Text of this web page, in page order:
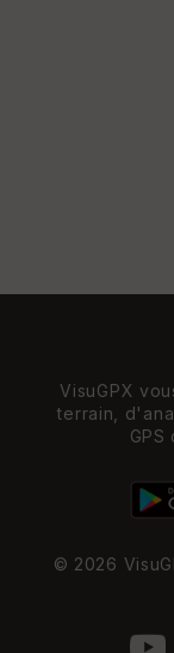
VisuGPX
terrain,
© 2026